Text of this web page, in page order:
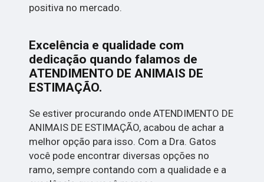
positiva no mercado.
Excelência e qualidade com
dedicação quando falamos de
ATENDIMENTO DE ANIMAIS DE
ESTIMAÇÃO.
Se estiver procurando onde ATENDIMENTO DE
ANIMAIS DE ESTIMAÇÃO, acabou de achar a
melhor opção para isso. Com a Dra. Gatos
você pode encontrar diversas opções no
ramo, sempre contando com a qualidade e a